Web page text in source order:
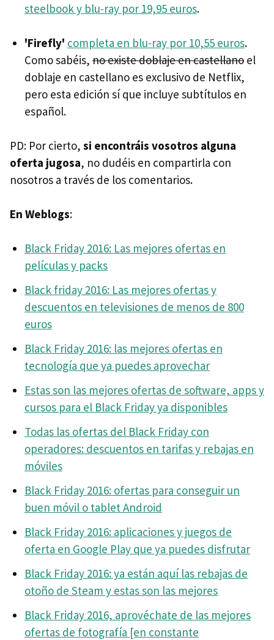
steelbook y blu-ray por 19,95 euros.
'Firefly' completa en blu-ray por 10,55 euros.
Como sabéis, no existe doblaje en castellano el
doblaje en castellano es exclusivo de Netflix,
pero esta edición sí que incluye subtítulos en
español.
PD: Por cierto, si encontráis vosotros alguna
oferta jugosa, no dudéis en compartirla con
nosotros a través de los comentarios.
En Weblogs:
Black Friday 2016: Las mejores ofertas en
películas y packs
Black friday 2016: Las mejores ofertas y
descuentos en televisiones de menos de 800
euros
Black Friday 2016: las mejores ofertas en
tecnología que ya puedes aprovechar
Estas son las mejores ofertas de software, apps y
cursos para el Black Friday ya disponibles
Todas las ofertas del Black Friday con
operadores: descuentos en tarifas y rebajas en
móviles
Black Friday 2016: ofertas para conseguir un
buen móvil o tablet Android
Black Friday 2016: aplicaciones y juegos de
oferta en Google Play que ya puedes disfrutar
Black Friday 2016: ya están aquí las rebajas de
otoño de Steam y estas son las mejores
Black Friday 2016, aprovéchate de las mejores
ofertas de fotografía [en constante